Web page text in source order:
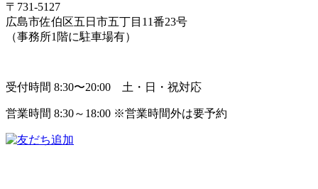
〒731-5127
広島市佐伯区五日市五丁目11番23号
（事務所1階に駐車場有）
受付時間 8:30〜20:00 土・日・祝対応
営業時間 8:30～18:00 ※営業時間外は要予約